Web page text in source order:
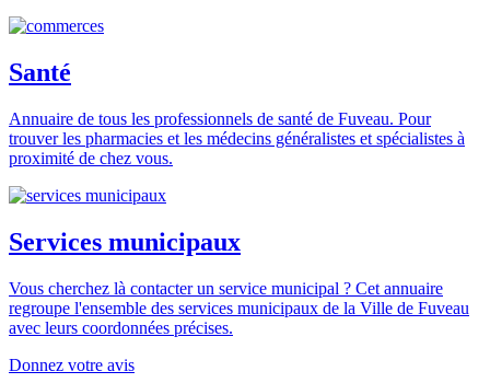
Santé
Annuaire de tous les professionnels de santé de Fuveau. Pour
trouver les pharmacies et les médecins généralistes et spécialistes à
proximité de chez vous.
Services municipaux
Vous cherchez là contacter un service municipal ? Cet annuaire
regroupe l'ensemble des services municipaux de la Ville de Fuveau
avec leurs coordonnées précises.
Donnez votre avis